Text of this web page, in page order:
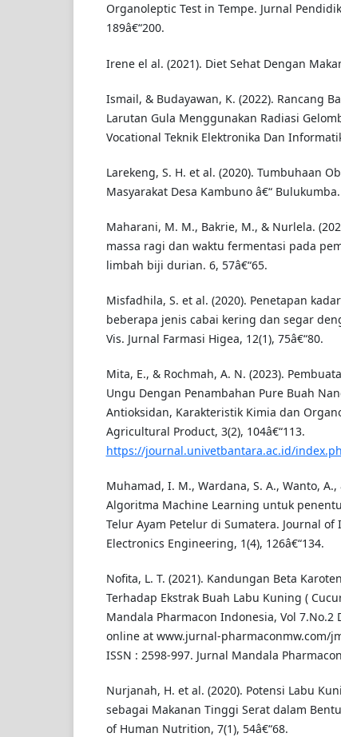
Organoleptic Test in Tempe. Jurnal
189â€“200.
Irene el al. (2021). Diet Sehat Dengan
Ismail, & Budayawan, K. (2022). Rancang
Larutan Gula Menggunakan Radiasi
Vocational Teknik Elektronika Dan
Larekeng, S. H. et al. (2020). Tumbuhaan
Masyarakat Desa Kambuno â€“ Bulukumba.
Maharani, M. M., Bakrie, M., & Nurlela.
massa ragi dan waktu fermentasi pada
limbah biji durian. 6, 57â€“65.
Misfadhila, S. et al. (2020). Penetapan
beberapa jenis cabai kering dan segar
Vis. Jurnal Farmasi Higea, 12(1), 75â€“80.
Mita, E., & Rochmah, A. N. (2023).
Ungu Dengan Penambahan Pure Buah
Antioksidan, Karakteristik Kimia dan
Agricultural Product, 3(2), 104â€“113.
https://journal.univetbantara.ac.id/
Muhamad, I. M., Wardana, S. A., Wanto, A.,
Algoritma Machine Learning untuk
Telur Ayam Petelur di Sumatera. Journal
Electronics Engineering, 1(4), 126â€“134.
Nofita, L. T. (2021). Kandungan Beta
Terhadap Ekstrak Buah Labu Kuning (
Mandala Pharmacon Indonesia, Vol 7.No.2
online at www.jurnal-pharmaconmw.com/
ISSN : 2598-997. Jurnal Mandala
Nurjanah, H. et al. (2020). Potensi Labu
sebagai Makanan Tinggi Serat dalam
of Human Nutrition, 7(1), 54â€“68.